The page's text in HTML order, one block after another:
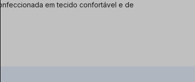
em tecido confortável e de